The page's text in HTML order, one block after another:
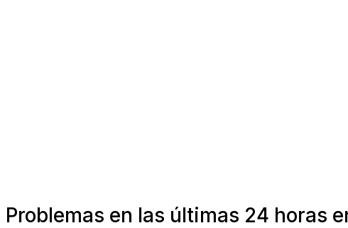
Problemas en las últimas 24 horas